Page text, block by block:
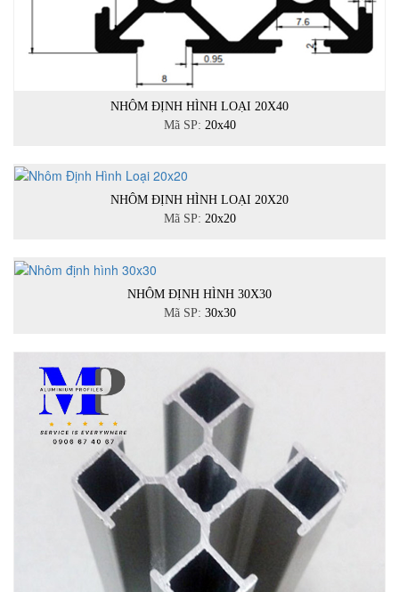
NHÔM ĐỊNH HÌNH LOẠI 20X40
Mã SP: 20x40
NHÔM ĐỊNH HÌNH LOẠI 20X20
Mã SP: 20x20
NHÔM ĐỊNH HÌNH 30X30
Mã SP: 30x30